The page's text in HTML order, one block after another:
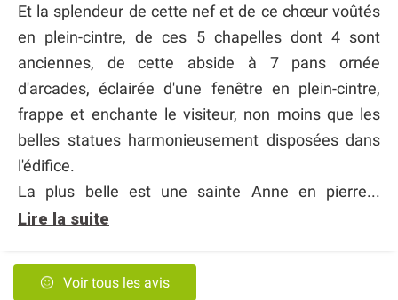
Et la splendeur de cette nef et de ce chœur voûtés
en plein-cintre, de ces 5 chapelles dont 4 sont
anciennes, de cette abside à 7 pans ornée
d'arcades, éclairée d'une fenêtre en plein-cintre,
frappe et enchante le visiteur, non moins que les
belles statues harmonieusement disposées dans
l'édifice.
La plus belle est une sainte Anne en pierre...
Lire la suite
Voir tous les avis